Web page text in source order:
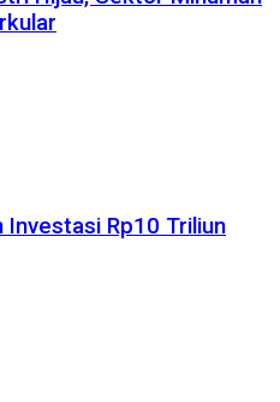
Rp10 Triliun